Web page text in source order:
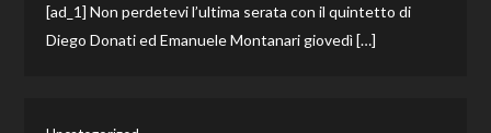
[ad_1] Non perdetevi l’ultima serata con il quintetto di
Diego Donati ed Emanuele Montanari giovedì […]